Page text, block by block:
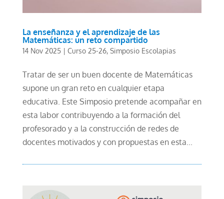
La enseñanza y el aprendizaje de las
Matemáticas: un reto compartido
14 Nov 2025| Curso 25-26, Simposio Escolapias
Tratar de ser un buen docente de Matemáticas
supone un gran reto en cualquier etapa
educativa. Este Simposio pretende acompañar en
esta labor contribuyendo a la formación del
profesorado y a la construcción de redes de
docentes motivados y con propuestas en esta...